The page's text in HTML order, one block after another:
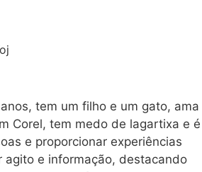
tem um filho e um gato, ama
Corel, tem medo de lagartixa e é
e proporcionar experiências
e informação, destacando